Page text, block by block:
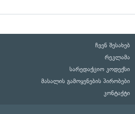
ჩვენ შესახებ
რეკლამა
სარედაქციო კოდექსი
მასალის გამოყენების პირობები
კონტაქტი